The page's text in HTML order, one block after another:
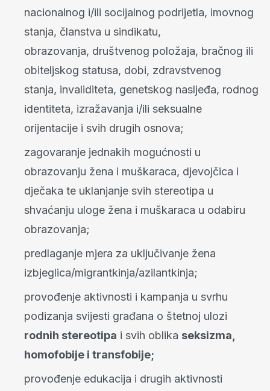
nacionalnog i/ili socijalnog podrijetla, imovnog
stanja, članstva u sindikatu,
obrazovanja, društvenog položaja, bračnog ili
obiteljskog statusa, dobi, zdravstvenog
stanja, invaliditeta, genetskog nasljeđa, rodnog
identiteta, izražavanja i/ili seksualne
orijentacije i svih drugih osnova;
zagovaranje jednakih mogućnosti u
obrazovanju žena i muškaraca, djevojčica i
dječaka te uklanjanje svih stereotipa u
shvaćanju uloge žena i muškaraca u odabiru
obrazovanja;
predlaganje mjera za uključivanje žena
izbjeglica/migrantkinja/azilantkinja;
provođenje aktivnosti i kampanja u svrhu
podizanja svijesti građana o štetnoj ulozi
rodnih stereotipa i svih oblika seksizma,
homofobije i transfobije;
provođenje edukacija i drugih aktivnosti